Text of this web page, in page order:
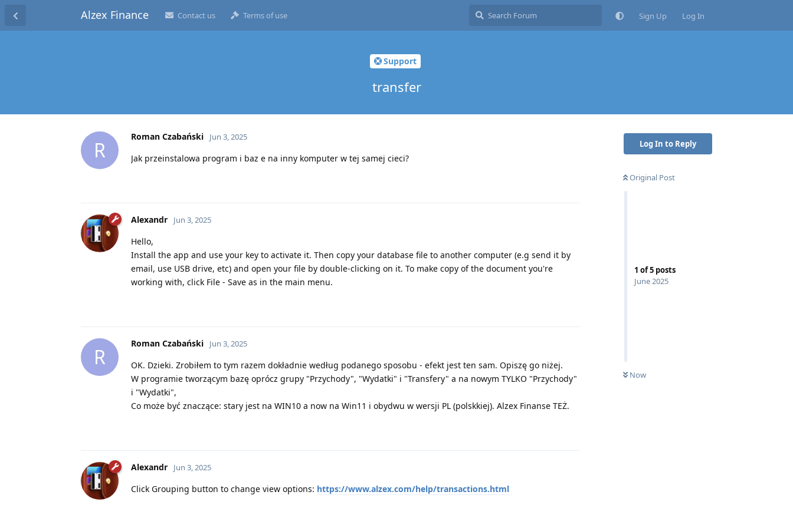
Alzex Finance Contact us Terms of use Sign Up Log In
Support
transfer
Log In to Reply
Original Post
1 of5 posts
June 2025
Now
R
Roman Czabański Jun 3, 2025
Jak przeinstalowa program i baz e na inny komputer w tej samej cieci?
Alexandr Jun 3, 2025
Hello,
Install the app and use your key to activate it. Then copy your database file to another computer (e.g send it by
email, use USB drive, etc) and open your file by double-clicking on it. To make copy of the document you're
working with, click File - Save as in the main menu.
R
Roman Czabański Jun 3, 2025
OK. Dzieki. Zrobiłem to tym razem dokładnie według podanego sposobu - efekt jest ten sam. Opiszę go niżej.
W programie tworzącym bazę oprócz grupy "Przychody", "Wydatki" i "Transfery" a na nowym TYLKO "Przychody"
i "Wydatki",
Co może być znaczące: stary jest na WIN10 a now na Win11 i obydwu w wersji PL (polskkiej). Alzex Finanse TEŻ.
Alexandr Jun 3, 2025
Click Grouping button to change view options: https://www.alzex.com/help/transactions.html